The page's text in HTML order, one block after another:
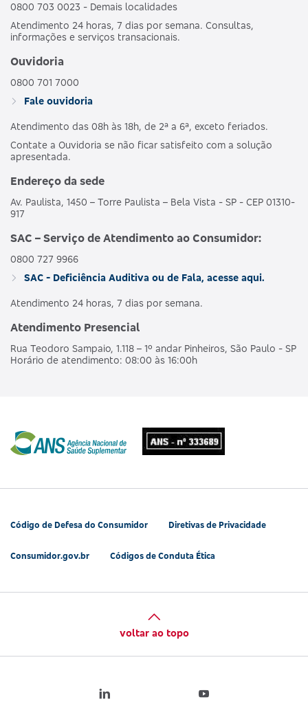
0800 703 0023 - Demais localidades
Atendimento 24 horas, 7 dias por semana. Consultas,
informações e serviços transacionais.
Ouvidoria
0800 701 7000
Fale ouvidoria
Atendimento das 08h às 18h, de 2ª a 6ª, exceto feriados.
Contate a Ouvidoria se não ficar satisfeito com a solução
apresentada.
Endereço da sede
Av. Paulista, 1450 – Torre Paulista – Bela Vista - SP - CEP 01310-
917
SAC – Serviço de Atendimento ao Consumidor:
0800 727 9966
SAC - Deficiência Auditiva ou de Fala, acesse aqui.
Atendimento 24 horas, 7 dias por semana.
Atendimento Presencial
Rua Teodoro Sampaio, 1.118 – 1º andar Pinheiros, São Paulo - SP
Horário de atendimento: 08:00 às 16:00h
Código de Defesa do Consumidor Diretivas de Privacidade
Consumidor.gov.br Códigos de Conduta Ética
voltar ao topo